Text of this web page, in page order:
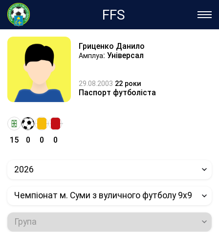
FFS
Гриценко Данило
Амплуа: Універсал
29.08.2003 22 роки
Паспорт футболіста
15 0 0 0
2026
Чемпіонат м. Суми з вуличного футболу 9х9
Група